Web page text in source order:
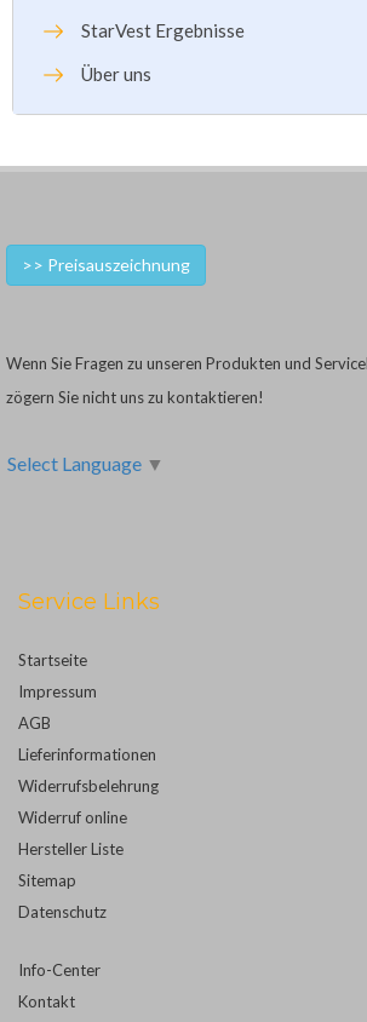
StarVest Ergebnisse
Über uns
>> Preisauszeichnung
Wenn Sie Fragen zu unseren Produkten und
zögern Sie nicht uns zu kontaktieren!
Select Language ▼
Service Links
Startseite
Impressum
AGB
Lieferinformationen
Widerrufsbelehrung
Widerruf online
Hersteller Liste
Sitemap
Datenschutz
Info-Center
Kontakt